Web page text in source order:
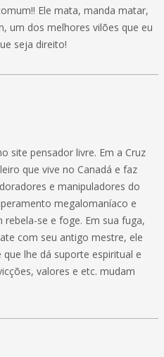
Ele mata, manda matar,
um dos melhores vilões que eu
seja direito!
site pensador livre. Em a Cruz
que vive no Canadá e faz
e manipuladores do
megalomaníaco e
se e foge. Em sua fuga,
com seu antigo mestre, ele
lhe dá suporte espiritual e
valores e etc. mudam